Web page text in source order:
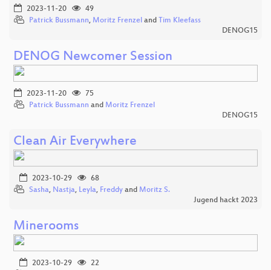
2023-11-20
49
Patrick Bussmann, Moritz Frenzel and Tim Kleefass
DENOG15
DENOG Newcomer Session
2023-11-20
75
Patrick Bussmann and Moritz Frenzel
DENOG15
Clean Air Everywhere
2023-10-29
68
Sasha, Nastja, Leyla, Freddy and Moritz S.
Jugend hackt 2023
Minerooms
2023-10-29
22